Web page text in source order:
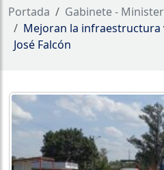
Portada
Gabinete -
Mejoran la infraestructura
José Falcón